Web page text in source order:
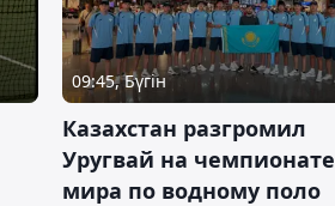
09:45, Бүгін
Казахстан разгромил
Уругвай на чемпионате
мира по водному поло